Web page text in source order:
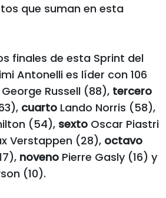
que suman en esta
finales de esta Sprint del
Antonelli es líder con 106
George Russell (88), tercero
cuarto Lando Norris (58),
(54), sexto Oscar Piastri
Verstappen (28), octavo
noveno Pierre Gasly (16) y
(10).